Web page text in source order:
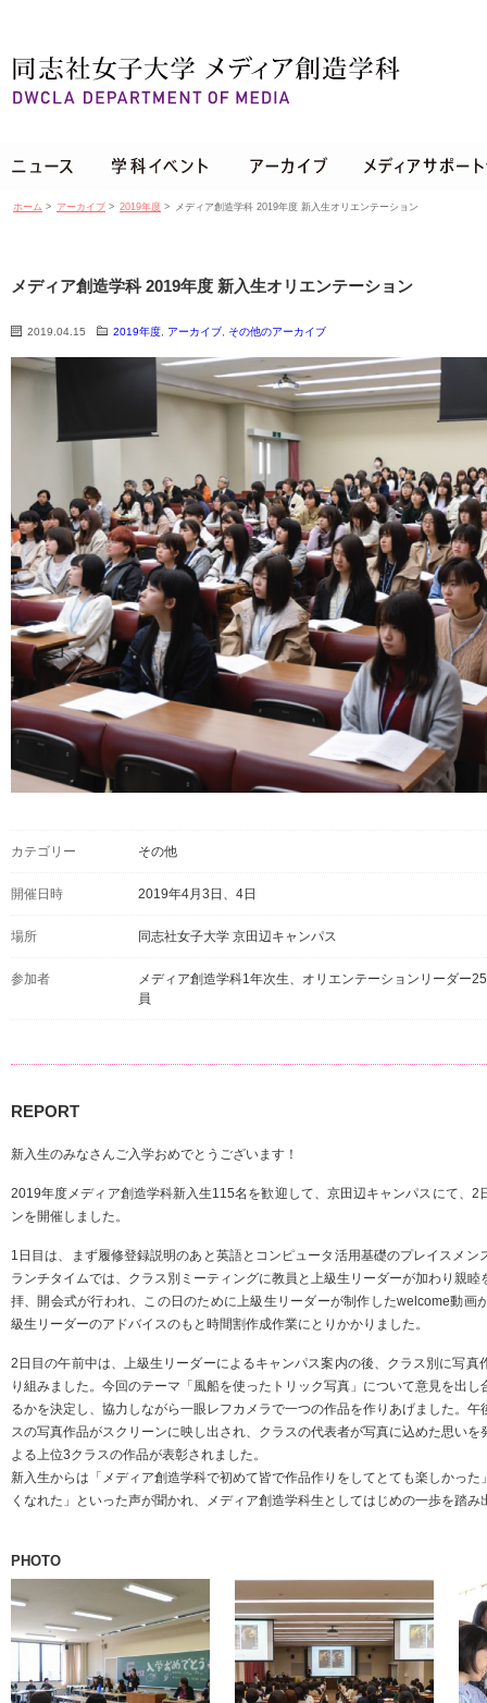
ホーム > アーカイブ > 2019年度 > メディア創造学科 2019年度 新入生オリエンテーション
メディア創造学科 2019年度 新入生オリエンテーション
2019.04.15 2019年度 アーカイブ その他のアーカイブ
カテゴリー その他
開催日時 2019年4月3日、4日
場所 同志社女子大学 京田辺キャンパス
参加者
メディア創造学科1年次生、オリエンテーションリーダー
員
REPORT
新入生のみなさんご入学おめでとうございます！
2019年度メディア創造学科新入生115名を歓迎して、京田辺キャンパスにて、2
ンを開催しました。
1日目は、まず履修登録説明のあと英語とコンピュータ活用基礎のプレイスメン
ランチタイムでは、クラス別ミーティングに教員と上級生リーダーが加わり親
拝、開会式が行われ、この日のために上級生リーダーが制作したwelcome動画
級生リーダーのアドバイスのもと時間割作成作業にとりかかりました。
2日目の午前中は、上級生リーダーによるキャンパス案内の後、クラス別に写真
り組みました。今回のテーマ「風船を使ったトリック写真」について意見を出
るかを決定し、協力しながら一眼レフカメラで一つの作品を作りあげました。
スの写真作品がスクリーンに映し出され、クラスの代表者が写真に込めた思い
よる上位3クラスの作品が表彰されました。
新入生からは「メディア創造学科で初めて皆で作品作りをしてとても楽しかった
くなれた」といった声が聞かれ、メディア創造学科生としてはじめの一歩を踏
PHOTO